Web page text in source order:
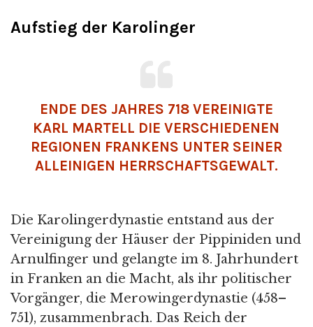
Aufstieg der Karolinger
ENDE DES JAHRES 718 VEREINIGTE
KARL MARTELL DIE VERSCHIEDENEN
REGIONEN FRANKENS UNTER SEINER
ALLEINIGEN HERRSCHAFTSGEWALT.
Die Karolingerdynastie entstand aus der
Vereinigung der Häuser der Pippiniden und
Arnulfinger und gelangte im 8. Jahrhundert
in Franken an die Macht, als ihr politischer
Vorgänger, die Merowingerdynastie (458–
751), zusammenbrach. Das Reich der